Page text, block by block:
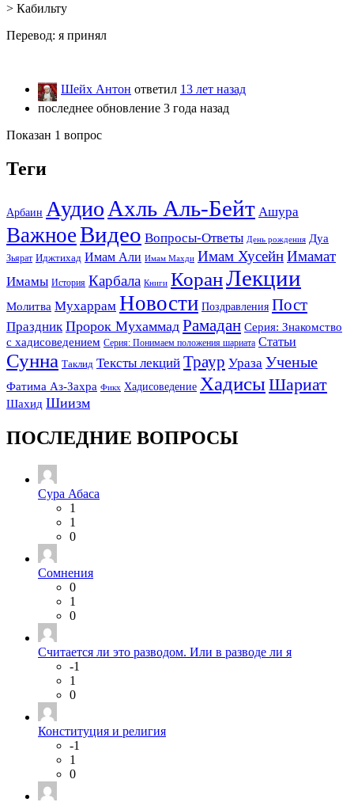
> Кабильту
Перевод: я принял
Шейх Антон ответил 13 лет назад
последнее обновление 3 года назад
Показан 1 вопрос
Теги
Арбаин Аудио Ахль Аль-Бейт Ашура
ВажноеВидео Вопросы-Ответы День рождения Дуа
Зьярат Иджтихад Имам Али Имам Махди Имам ХусейнИмамат
Имамы История Карбала Книги КоранЛекции
Молитва Мухаррам Новости Поздравления Пост
Праздник Пророк Мухаммад Рамадан Серия: Знакомство
с хадисоведением Серия: Понимаем положения шариата Статьи
Сунна Таклид Тексты лекций Траур Ураза Ученые
Фатима Аз-Захра Фикх Хадисоведение ХадисыШариат
Шахид Шиизм
ПОСЛЕДНИЕ ВОПРОСЫ
Сура Абаса
1
1
0
Сомнения
0
1
0
Считается ли это разводом. Или в разводе ли я
-1
1
0
Конституция и религия
-1
1
0